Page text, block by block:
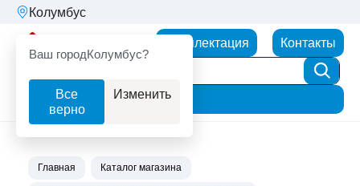
Колумбус
Ваш городКолумбус?
Все
верно
Изменить
Комплектация Контакты
Фильтр
Главная Каталог магазина